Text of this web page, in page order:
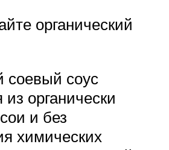
органический
соевый соус
органически
и без
химических